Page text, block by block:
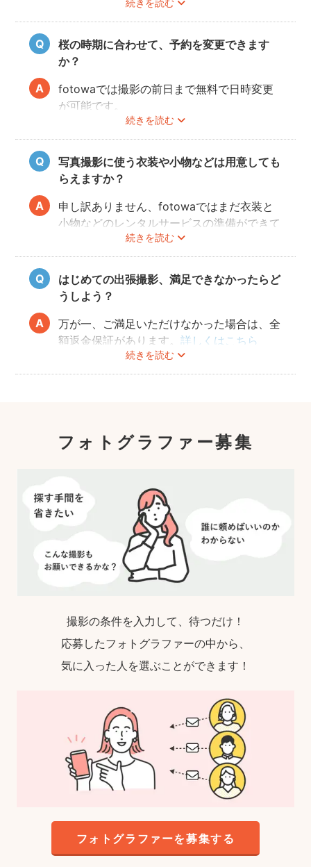
続きを読む
一緒に素敵な思い出を残してください。
桜の時期に合わせて、予約を変更できます
か？
続きを読む
fotowaでは撮影の前日まで無料で日時変更
が可能です。
ご予約の変更方法はこちら
い。
フォトグラファーの都合により、ご希望の変
更日に対応できないこともありますので、あ
めることをオススメいたします。
写真撮影に使う衣装や小物などは用意しても
らえますか？
続きを読む
申し訳ありません、fotowaではまだ衣装と
小物などのレンタルサービスの準備ができて
おりませんので、お客様ご自身にご用意をお
願いしております。
はじめての出張撮影、満足できなかったらど
うしよう？
続きを読む
万が一、ご満足いただけなかった場合は、全
額返金保証があります。詳しくはこちら
フォトグラファー募集
撮影の条件を入力して、待つだけ！
応募したフォトグラファーの中から、
気に入った人を選ぶことができます！
フォトグラファーを募集する